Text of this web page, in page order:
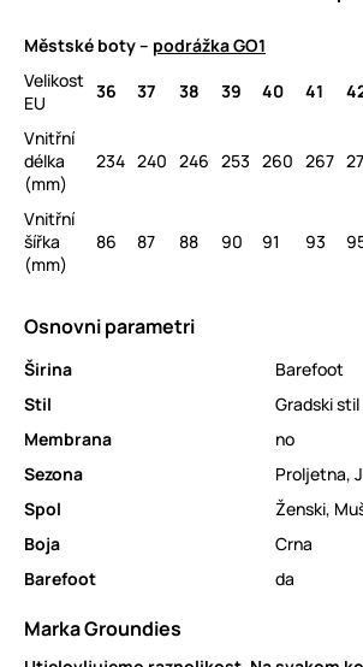
Městské boty – podrážka GO1
Velikost
EU
36 37 38 39 40 41
Vnitřní
délka
(mm)
234 240 246 253 260 267
Vnitřní
šířka
(mm)
86 87 88 90 91 93
Osnovni parametri
Širina
Barefoot
Stil
Gradski stil
Membrana
no
Sezona
Proljetna,
Spol
Ženski,
Boja
Crna
Barefoot
da
Marka Groundies